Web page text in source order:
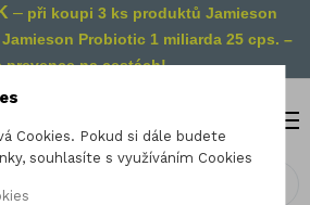
– při koupi 3 ks produktů Jamieson
Probiotic 1 miliarda 25 cps. –
prevence na cestách!
0
Cookies. Pokud si dále budete
souhlasíte s využíváním Cookies